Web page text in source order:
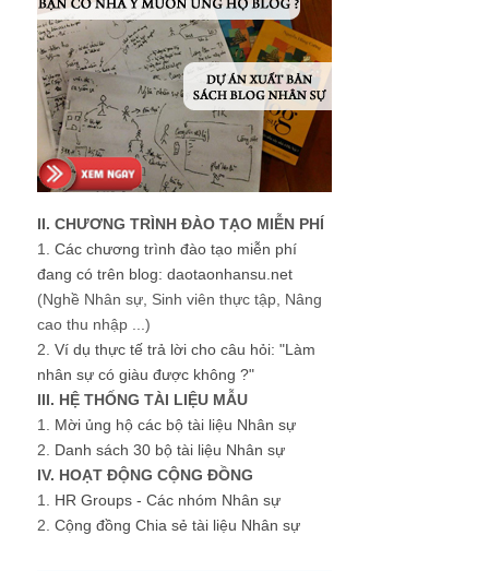
II. CHƯƠNG TRÌNH ĐÀO TẠO MIỄN PHÍ
1. Các chương trình đào tạo miễn phí
đang có trên blog: daotaonhansu.net
(Nghề Nhân sự, Sinh viên thực tập, Nâng
cao thu nhập ...)
2. Ví dụ thực tế trả lời cho câu hỏi: "Làm
nhân sự có giàu được không ?"
III. HỆ THỐNG TÀI LIỆU MẪU
1. Mời ủng hộ các bộ tài liệu Nhân sự
2. Danh sách 30 bộ tài liệu Nhân sự
IV. HOẠT ĐỘNG CỘNG ĐỒNG
1. HR Groups - Các nhóm Nhân sự
2. Cộng đồng Chia sẻ tài liệu Nhân sự